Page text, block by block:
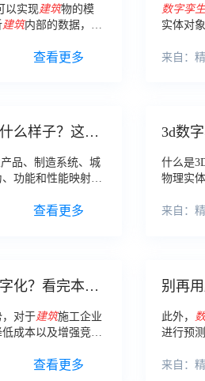
以实现建筑物的模
建筑内部的数据，例
查看更多
数字孪生
实体对
来自：
么样子？这里
品、制造系统、城
功能和性能映射到
查看更多
3d数
什么是
物理实
呈现物
来自：
化？看完本文
对于建筑施工企业
成本以及增强竞争
查看更多
别再
此外，
进行预
生技术
来自：